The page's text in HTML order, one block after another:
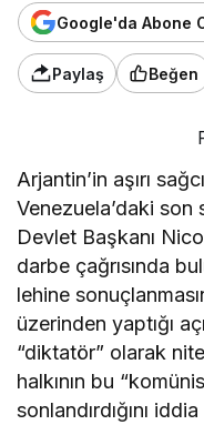
Google'da Abone
Paylaş Beğen
Arjantin’in aşırı
Venezuela’daki son
Devlet Başkanı
darbe çağrısında
lehine
üzerinden yaptığı
“diktatör” olarak
halkının bu
sonlandırdığını